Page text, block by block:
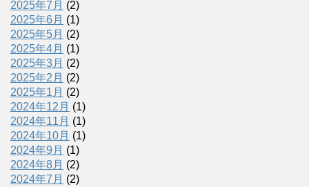
2025年7月 (2)
2025年6月 (1)
2025年5月 (2)
2025年4月 (1)
2025年3月 (2)
2025年2月 (2)
2025年1月 (2)
2024年12月 (1)
2024年11月 (1)
2024年10月 (1)
2024年9月 (1)
2024年8月 (2)
2024年7月 (2)